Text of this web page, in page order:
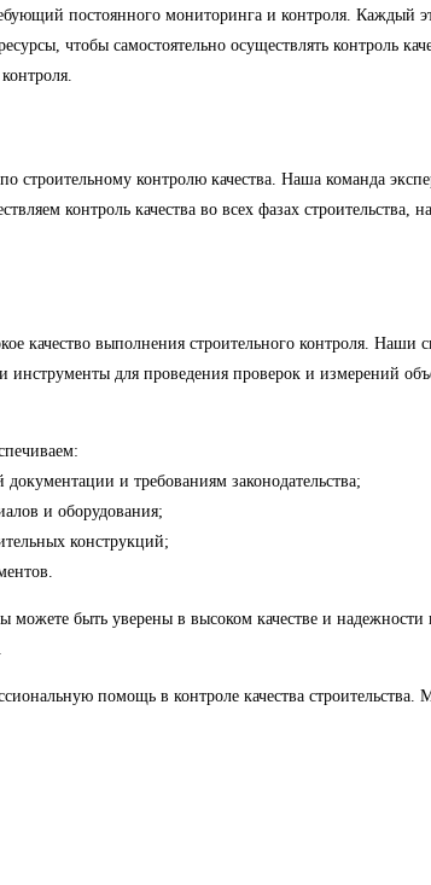
постоянного мониторинга и контроля. Каждый
чтобы самостоятельно осуществлять контроль
контролю качества. Наша команда
контроль качества во всех фазах
качество выполнения строительного контроля.
для проведения проверок и измерений
и требованиям законодательства;
и оборудования;
конструкций;
быть уверены в высоком качестве и
помощь в контроле качества